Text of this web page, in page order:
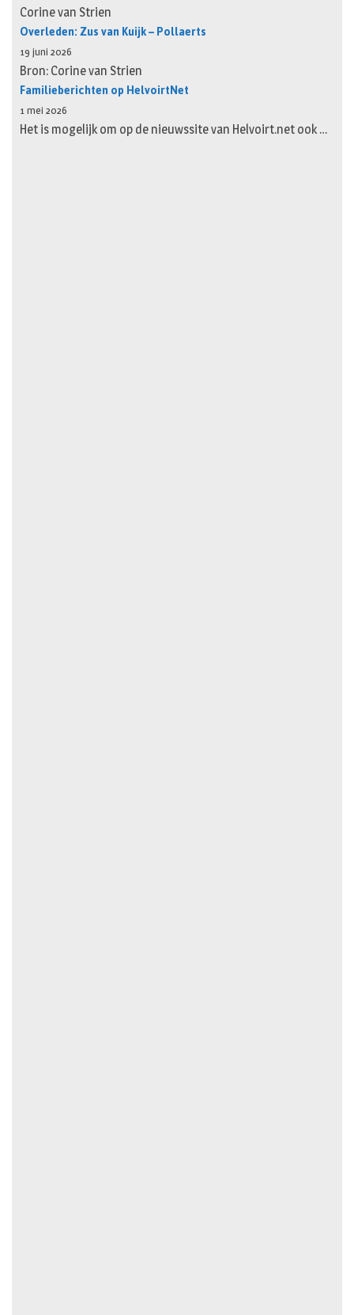
Corine van Strien
Overleden: Zus van Kuijk – Pollaerts
19 juni 2026
Bron: Corine van Strien
Familieberichten op HelvoirtNet
1 mei 2026
Het is mogelijk om op de nieuwssite van Helvoirt.net ook …